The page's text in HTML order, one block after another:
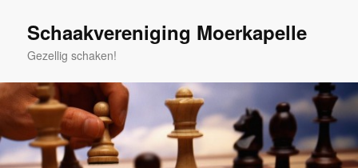
primaire
Schaakvereniging Moerkapelle
Gezellig schaken!